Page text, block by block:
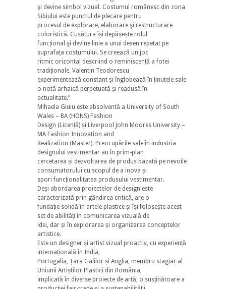
şi devine simbol vizual. Costumul românesc din zona
Sibiului este punctul de plecare pentru
procesul de explorare, elaborare şi restructurare
coloristică. Cusătura își depășește rolul
funcțional şi devine linie a unui desen repetat pe
suprafața costumului. Se creează un joc
ritmic orizontal descriind o reminiscență a fotei
tradiționale. Valentin Teodorescu
experimentează constant şi înglobează în ținutele sale
o notă arhaică perpetuată şi readusă în
actualitate.”
Mihaela Giuiu este absolventă a University of South
Wales – BA (HONS) Fashion
Design (Licență) și Liverpool John Moores University –
MA Fashion Innovation and
Realization (Master). Preocupările sale în industria
designului vestimentar au în prim-plan
cercetarea și dezvoltarea de produs bazată pe nevoile
consumatorului cu scopul de a inova și
spori funcționalitatea produsului vestimentar.
Deși abordarea proiectelor de design este
caracterizată prin gândirea critică, are o
fundație solidă în artele plastice și își folosește acest
set de abilități în comunicarea vizuală de
idei, dar și în explorarea și organizarea conceptelor
artistice.
Este un designer și artist vizual proactiv, cu experiență
internațională în India,
Portugalia, Țara Galilor și Anglia, membru stagiar al
Uniunii Artiștilor Plastici din România,
implicată în diverse proiecte de artă, o susținătoare a